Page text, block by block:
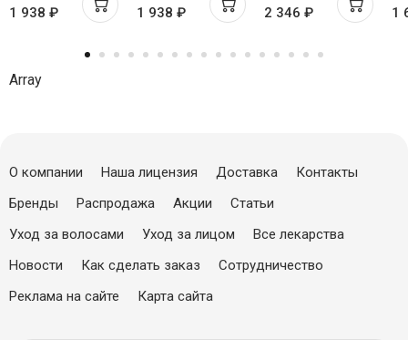
1 938 ₽ 1 938 ₽ 2 346 ₽ 1
Array
О компании Наша лицензия Доставка
Контакты
Бренды
Распродажа Акции
Статьи
Уход за волосами
Уход за лицом
Все лекарства
Новости
Как сделать заказ
Сотрудничество
Реклама на сайте
Карта сайта